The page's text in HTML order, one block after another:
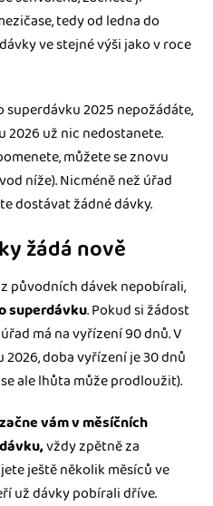
tedy od ledna do
ve stejné výši jako v roce
superdávku 2025 nepožádáte,
2026 už nic nedostanete.
můžete se znovu
níže). Nicméně než úřad
dostávat žádné dávky.
žádá nově
původních dávek nepobírali,
superdávku. Pokud si žádost
má na vyřízení 90 dnů. V
2026, doba vyřízení je 30 dnů
ale lhůta může prodloužit).
začne vám v měsíčních
vždy zpětně za
ještě několik měsíců ve
už dávky pobírali dříve.